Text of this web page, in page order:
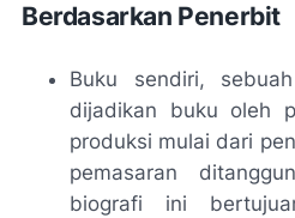
Berdasarkan Penerbit
Buku sendiri,
dijadikan buku oleh
produksi mulai dari
pemasaran
biografi ini